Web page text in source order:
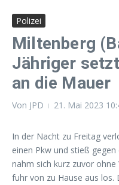
Polizei
Miltenberg
Jähriger
an die Mauer
Von JPD 21. Mai 2023
In der Nacht zu Freitag
einen Pkw und stieß gegen
nahm sich kurz zuvor ohne
fuhr von zu Hause aus los.